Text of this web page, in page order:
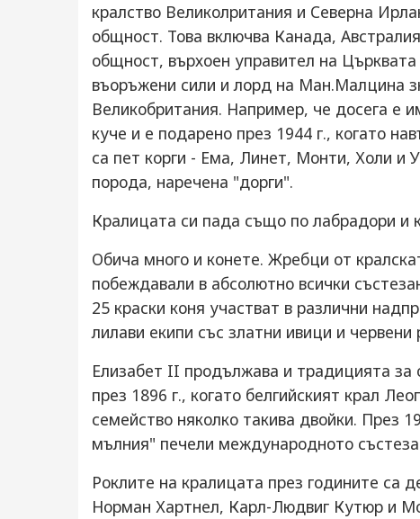
кралство Великолритания и Северна
общност. Това включва Канада,
общност, върхоен управител на
въоръжени сили и лорд на Ман.Малцина
Великобритания. Например, че досега е
куче и е подарено през 1944 г., когато
са пет корги - Ема, Линет, Монти, Холи и
порода, наречена "дорги".
Кралицата си пада също по лабрадори и
Обича много и конете. Жребци от
побеждавали в абсолютно всички
25 краски коня участват в различни
лилави екипи със златни ивици и червени
Елизабет II продължава и традицията
през 1896 г., когато белгийският крал
семейство няколко такива двойки. През
мълния" печели международното
Роклите на кралицата през годините са
Норман Хартнел, Карл-Людвиг Кутюр и